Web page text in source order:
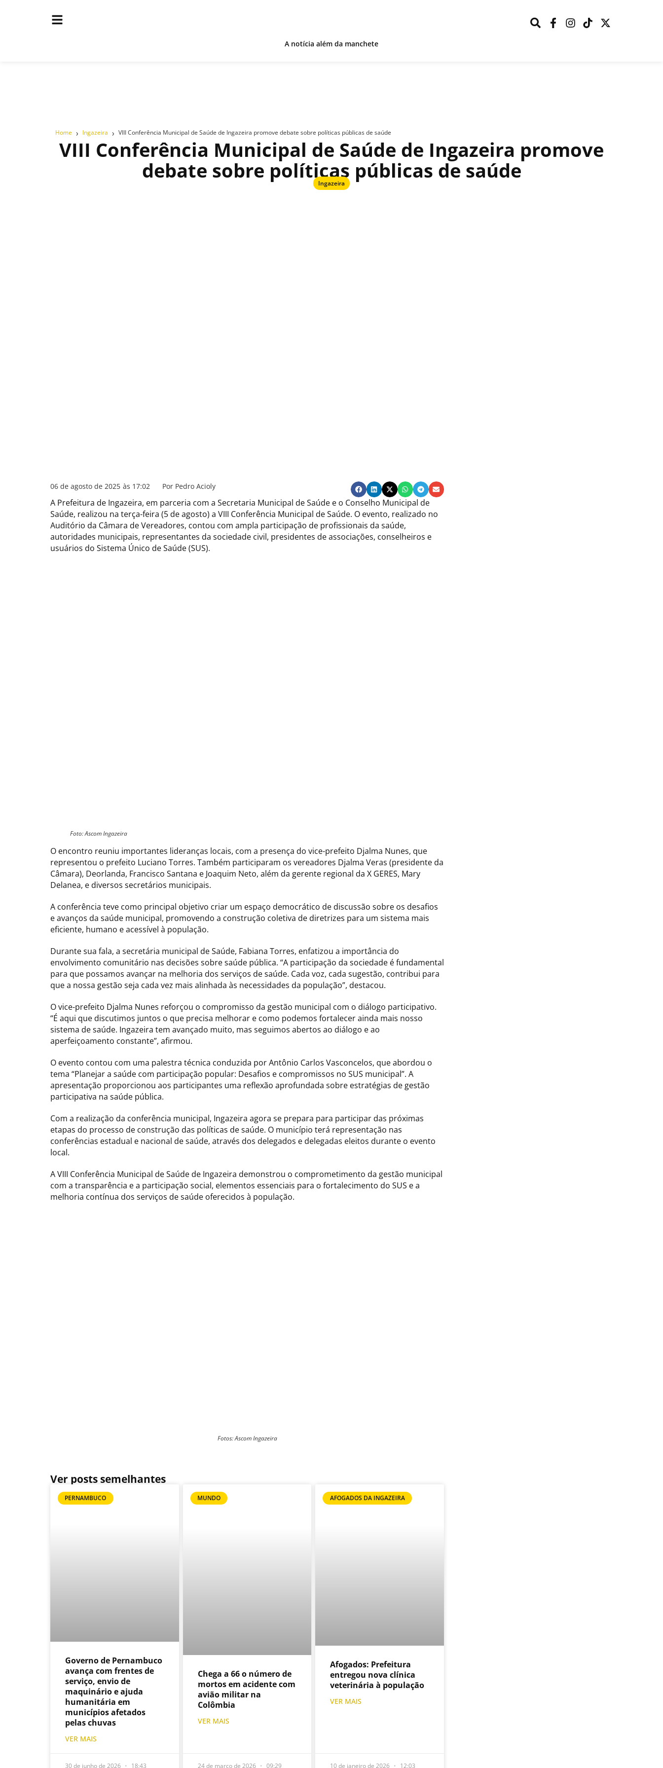
A notícia além da manchete
Home › Ingazeira › VIII Conferência Municipal de Saúde de Ingazeira promove debate sobre políticas públicas de saúde
VIII Conferência Municipal de Saúde de Ingazeira promove
debate sobre políticas públicas de saúde
Ingazeira
06 de agosto de 2025 às 17:02 Por Pedro Acioly
A Prefeitura de Ingazeira, em parceria com a Secretaria Municipal de Saúde e o Conselho Municipal de
Saúde, realizou na terça-feira (5 de agosto) a VIII Conferência Municipal de Saúde. O evento, realizado no
Auditório da Câmara de Vereadores, contou com ampla participação de profissionais da saúde,
autoridades municipais, representantes da sociedade civil, presidentes de associações, conselheiros e
usuários do Sistema Único de Saúde (SUS).
Foto: Ascom Ingazeira
O encontro reuniu importantes lideranças locais, com a presença do vice-prefeito Djalma Nunes, que
representou o prefeito Luciano Torres. Também participaram os vereadores Djalma Veras (presidente da
Câmara), Deorlanda, Francisco Santana e Joaquim Neto, além da gerente regional da X GERES, Mary
Delanea, e diversos secretários municipais.
A conferência teve como principal objetivo criar um espaço democrático de discussão sobre os desafios
e avanços da saúde municipal, promovendo a construção coletiva de diretrizes para um sistema mais
eficiente, humano e acessível à população.
Durante sua fala, a secretária municipal de Saúde, Fabiana Torres, enfatizou a importância do
envolvimento comunitário nas decisões sobre saúde pública. “A participação da sociedade é fundamental
para que possamos avançar na melhoria dos serviços de saúde. Cada voz, cada sugestão, contribui para
que a nossa gestão seja cada vez mais alinhada às necessidades da população”, destacou.
O vice-prefeito Djalma Nunes reforçou o compromisso da gestão municipal com o diálogo participativo.
“É aqui que discutimos juntos o que precisa melhorar e como podemos fortalecer ainda mais nosso
sistema de saúde. Ingazeira tem avançado muito, mas seguimos abertos ao diálogo e ao
aperfeiçoamento constante”, afirmou.
O evento contou com uma palestra técnica conduzida por Antônio Carlos Vasconcelos, que abordou o
tema “Planejar a saúde com participação popular: Desafios e compromissos no SUS municipal”. A
apresentação proporcionou aos participantes uma reflexão aprofundada sobre estratégias de gestão
participativa na saúde pública.
Com a realização da conferência municipal, Ingazeira agora se prepara para participar das próximas
etapas do processo de construção das políticas de saúde. O município terá representação nas
conferências estadual e nacional de saúde, através dos delegados e delegadas eleitos durante o evento
local.
A VIII Conferência Municipal de Saúde de Ingazeira demonstrou o comprometimento da gestão municipal
com a transparência e a participação social, elementos essenciais para o fortalecimento do SUS e a
melhoria contínua dos serviços de saúde oferecidos à população.
Fotos: Ascom Ingazeira
Ver posts semelhantes
PERNAMBUCO
Governo de Pernambuco
avança com frentes de
serviço, envio de
maquinário e ajuda
humanitária em
municípios afetados
pelas chuvas
VER MAIS
30 de junho de 2026 18:43
MUNDO
Chega a 66 o número de
mortos em acidente com
avião militar na
Colômbia
VER MAIS
24 de março de 2026 09:29
AFOGADOS DA INGAZEIRA
Afogados: Prefeitura
entregou nova clínica
veterinária à população
VER MAIS
10 de janeiro de 2026 12:03